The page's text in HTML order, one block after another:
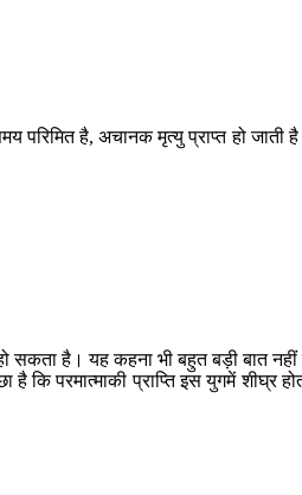
परिमित है, अचानक मृत्यु प्राप्त हो जाती
सकता है। यह कहना भी बहुत बड़ी बात नहीं
परमात्माकी प्राप्ति इस युगमें शीघ्र